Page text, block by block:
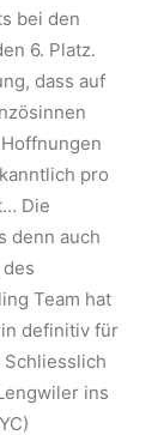
bei den
6. Platz.
dass auf
pro
Die
denn auch
Team hat
definitiv für
ins